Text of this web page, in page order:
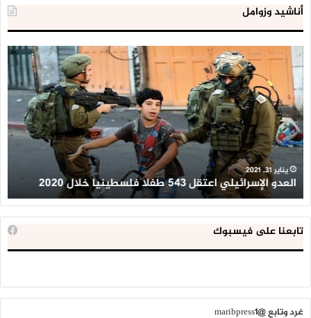
أناشيد وزوامل
العدو
الإسرائيلي
اعتقل
543
طفلا
فلسطينيا
خلال
2020
يناير 31, 2021
العدو الإسرائيلي اعتقل 543 طفلا فلسطينيا خلال 2020
تابعنا على فيسبوك
غرد وتابع @maribpress1